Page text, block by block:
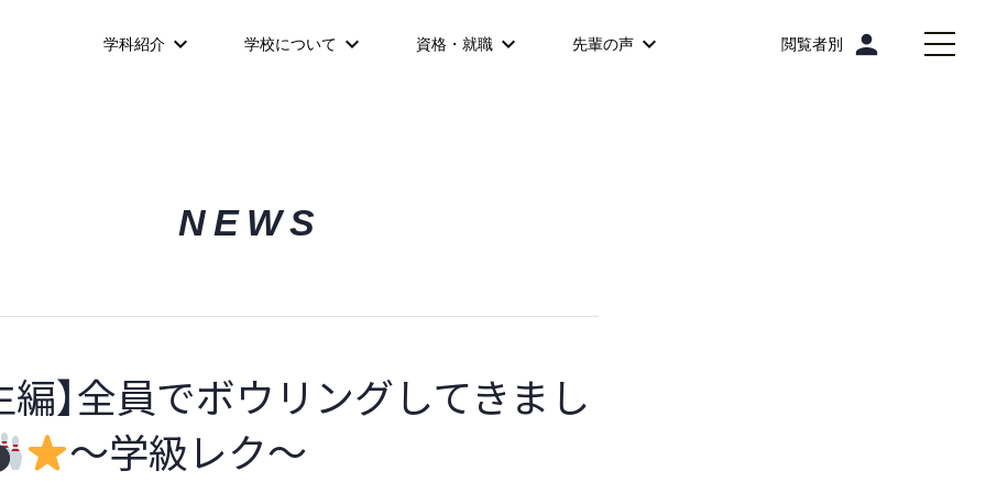
学科紹介 学校について 資格・就職 先輩の声 閲覧者別 person
NEWS
編】全員でボウリングしてきまし
～学級レク～